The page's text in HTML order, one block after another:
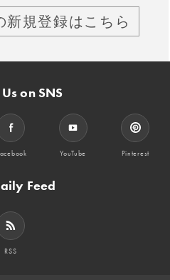
新規登録はこちら
on SNS
YouTube Pinterest
Feed
RSS